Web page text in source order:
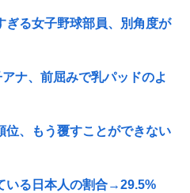
ぎる女子野球部員、別角度が
ナ、前屈みで乳パッドのよ
位、もう覆すことができない
いる日本人の割合→29.5%